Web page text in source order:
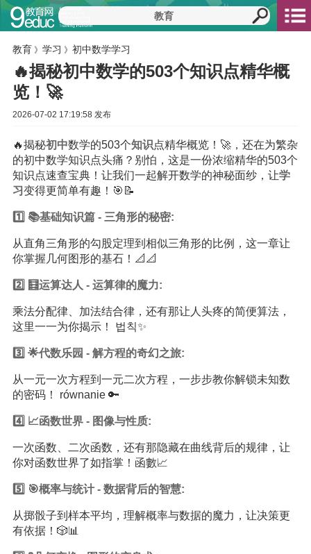
教育 》 学习 》 初中数学学习
🔥揭秘初中数学的503个知识点精华概
览！🚀
2026-07-02 17:19:58 发布
🔥揭秘初中数学的503个知识点精华概览！🚀，还在为繁杂
的初中数学知识点头痛？别怕，这是一份浓缩精华的503个
知识点速查宝典！让我们一起解开数学的神秘面纱，让学
习变得更简单有趣！🎯📝
1️⃣ 📚基础知识篇 - 三角形的秘密:
从直角三角形的勾股定理到相似三角形的比例，这一章让
你掌握几何图形的基石！📐📐
2️⃣ 🧮运算达人 - 运算律的魔力:
乘法分配律、加法结合律，还有那让人头疼的简便算法，
这里一一为你揭示！ 법칙✨
3️⃣ 🌟代数乐园 - 解方程的奇幻之旅:
从一元一次方程到一元二次方程，一步步教你解锁未知数
的密码！ równanie 🔑
4️⃣ 📈函数世界 - 图像与性质:
一次函数、二次函数，还有那隐藏在曲线背后的规律，让
你对函数世界了如指掌！函數📈
5️⃣ 🎯概率与统计 - 数据背后的智慧:
从掷骰子到样本平均，理解概率与数据的魔力，让决策更
有依据！🎲📊